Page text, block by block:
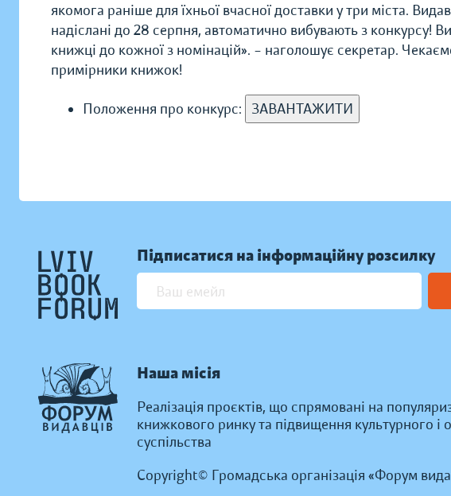
якомога раніше для їхньої вчасної доставки у три міста.
надіслані до 28 серпня, автоматично вибувають з конкурсу!
книжці до кожної з номінацій». – наголошує секретар.
примірники книжок!
Положення про конкурс: ЗАВАНТАЖИТИ
Підписатися на інформаційну розсилку
Наша місія
Реалізація проєктів, що спрямовані на
книжкового ринку та підвищення культурного і
суспільства
Copyright© Громадська організація «Форум